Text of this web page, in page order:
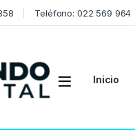
Teléfono: 022 569 964
Inicio